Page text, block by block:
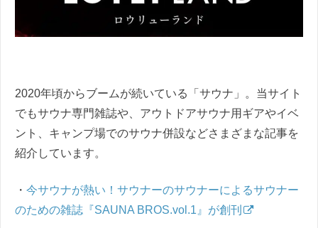
2020年頃からブームが続いている「サウナ」。当サイト
でもサウナ専門雑誌や、アウトドアサウナ用ギアやイベ
ント、キャンプ場でのサウナ併設などさまざまな記事を
紹介しています。
・ 今サウナが熱い！サウナーのサウナーによるサウナー
のための雑誌『SAUNA BROS.vol.1』が創刊